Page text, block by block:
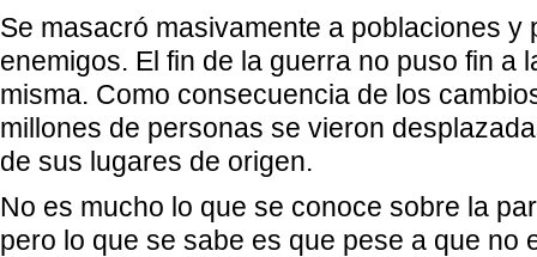
Se masacró masivamente a poblaciones y
enemigos. El fin de la guerra no puso fin a
misma. Como consecuencia de los
millones de personas se vieron
de sus lugares de origen.
No es mucho lo que se conoce sobre la
pero lo que se sabe es que pese a que no